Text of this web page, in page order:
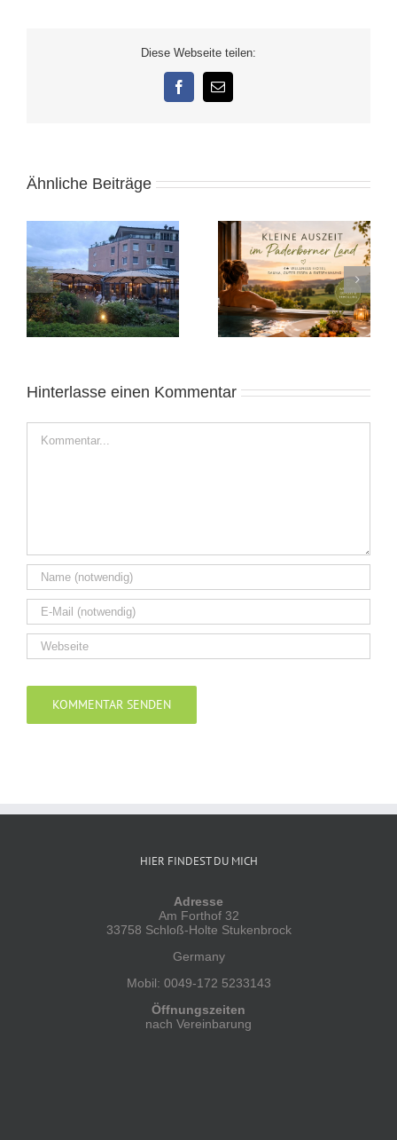
Diese Webseite teilen:
Facebook
E-
Mail
Ähnliche Beiträge
Kleine Auszeit in
Ostwestfalen
Alicante November
2025: Sonnige Auszeit
Hinterlasse einen Kommentar
Kommentar
HIER FINDEST DU MICH
Adresse
Am Forthof 32
33758 Schloß-Holte Stukenbrock
Germany
Mobil: 0049-172 5233143
Öffnungszeiten
nach Vereinbarung